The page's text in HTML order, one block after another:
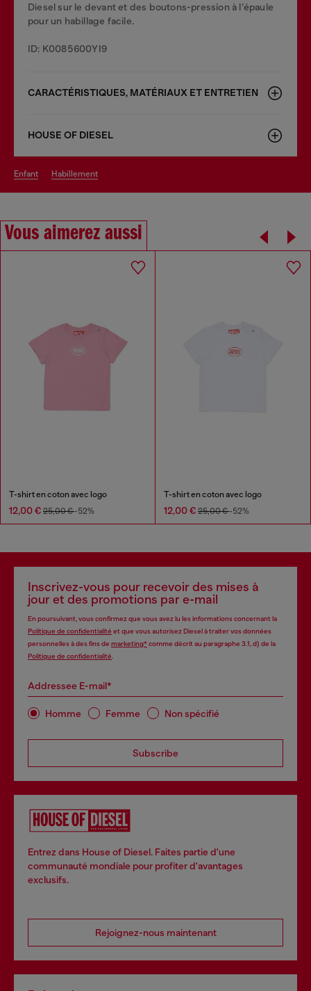
Diesel sur le devant et des boutons-pression à l’épaule
pour un habillage facile.
ID: K0085600YI9
CARACTÉRISTIQUES, MATÉRIAUX ET ENTRETIEN
HOUSE OF DIESEL
enfant habillement
Vous aimerez aussi
T-shirt en coton avec logo
12,00 € 25,00 €-52%
T-shirt en coton avec logo
12,00 € 25,00 €-52%
Inscrivez-vous pour recevoir des mises à
jour et des promotions par e-mail
En poursuivant, vous confirmez que vous avez lu les informations concernant la
Politique de confidentialité et que vous autorisez Diesel à traiter vos données
personnelles à des fins de marketing*comme décrit au paragraphe 3.1, d) de la
Politique de confidentialité
Addressee E-mail*
Homme Femme Non spécifié
Subscribe
Entrez dans House of Diesel. Faites partie d'une
communauté mondiale pour profiter d'avantages
exclusifs.
Rejoignez-nous maintenant